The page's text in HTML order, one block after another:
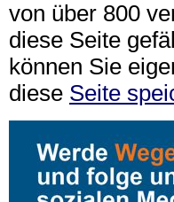
von über 800
diese Seite
können Sie
diese Seite